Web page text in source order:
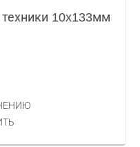
10x133мм